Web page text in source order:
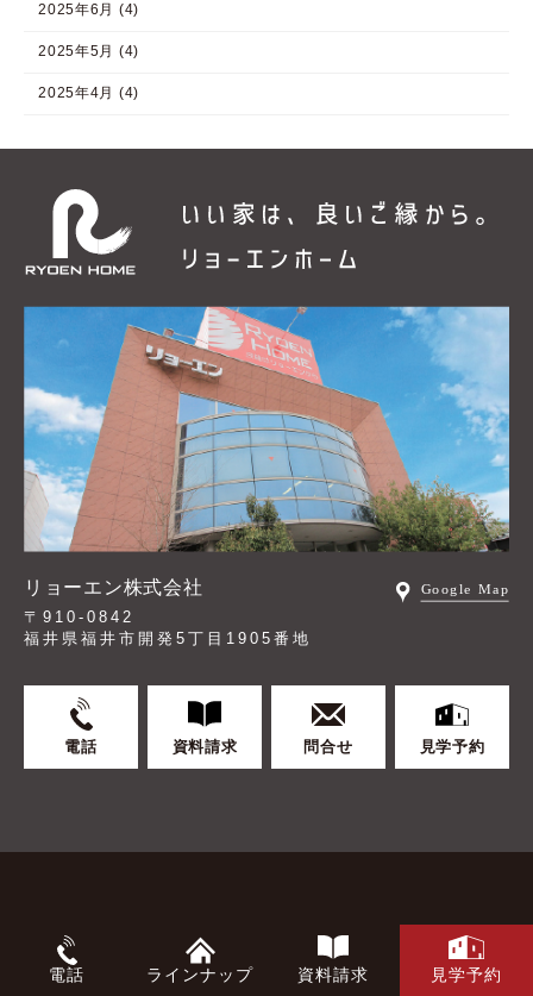
電話 ラインナップ 資料請求 見学予約
2025年6月 (4)
2025年5月 (4)
2025年4月 (4)
リョーエン株式会社
〒910-0842
福井県福井市開発5丁目1905番地
電話 資料請求 問合せ 見学予約
ABOUT US